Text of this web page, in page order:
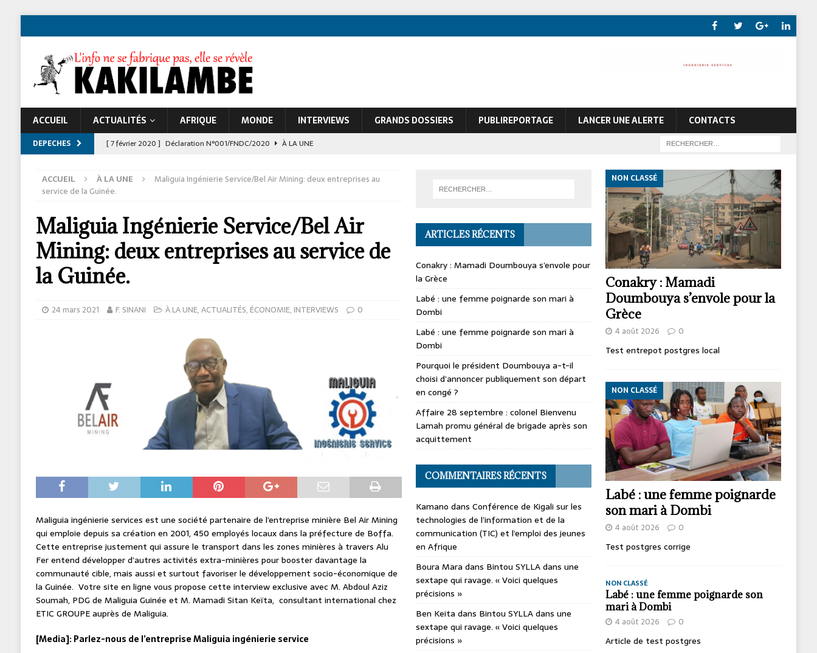
ACCUEIL ACTUALITÉS AFRIQUE MONDE INTERVIEWS GRANDS DOSSIERS PUBLIREPORTAGE LANCER UNE ALERTE CONTACTS
DEPECHES [ 7 février 2020 ] Déclaration N°001/FNDC/2020
À LA UNE
À LA UNE
ACCUEIL À LA UNE
Maliguia Ingénierie Service/Bel Air Mining: deux entreprises au
service de la Guinée.
Maliguia Ingénierie Service/Bel Air
Mining: deux entreprises au service de
la Guinée.
24 mars 2021 F. SINANI À LA UNE,ACTUALITÉS, ÉCONOMIE, INTERVIEWS 0
Maliguia ingénierie services est une société partenaire de l’entreprise minière Bel Air Mining
qui emploie depuis sa création en 2001, 450 employés locaux dans la préfecture de Boffa.
Cette entreprise justement qui assure le transport dans les zones minières à travers Alu
Fer entend développer d’autres activités extra-minières pour booster davantage la
communauté cible, mais aussi et surtout favoriser le développement socio-économique de
la Guinée. Votre site en ligne vous propose cette interview exclusive avec M. Abdoul Aziz
Soumah, PDG de Maliguia Guinée et M. Mamadi Sitan Keïta, consultant international chez
ETIC GROUPE auprès de Maliguia.
[Media]: Parlez-nous de l’entreprise Maliguia ingénierie service
ARTICLES RÉCENTS
Conakry : Mamadi Doumbouya s’envole pour
la Grèce
Labé : une femme poignarde son mari à
Dombi
Labé : une femme poignarde son mari à
Dombi
Pourquoi le président Doumbouya a-t-il
choisi d’annoncer publiquement son départ
en congé ?
Affaire 28 septembre : colonel Bienvenu
Lamah promu général de brigade après son
acquittement
COMMENTAIRES RÉCENTS
Kamano dans Conférence de Kigali sur les
technologies de l’information et de la
communication (TIC) et l’emploi des jeunes
en Afrique
Boura Mara dans Bintou SYLLA dans une
sextape qui ravage. « Voici quelques
précisions »
Ben Keita dans Bintou SYLLA dans une
sextape qui ravage. « Voici quelques
précisions »
Conakry : Mamadi
Doumbouya s’envole pour la
Grèce
NON CLASSÉ
4 août 2026 0
Test entrepot postgres local
Labé : une femme poignarde
son mari à Dombi
NON CLASSÉ
4 août 2026 0
Test postgres corrige
NON CLASSÉ
Labé : une femme poignarde son
mari à Dombi
4 août 2026 0
Article de test postgres